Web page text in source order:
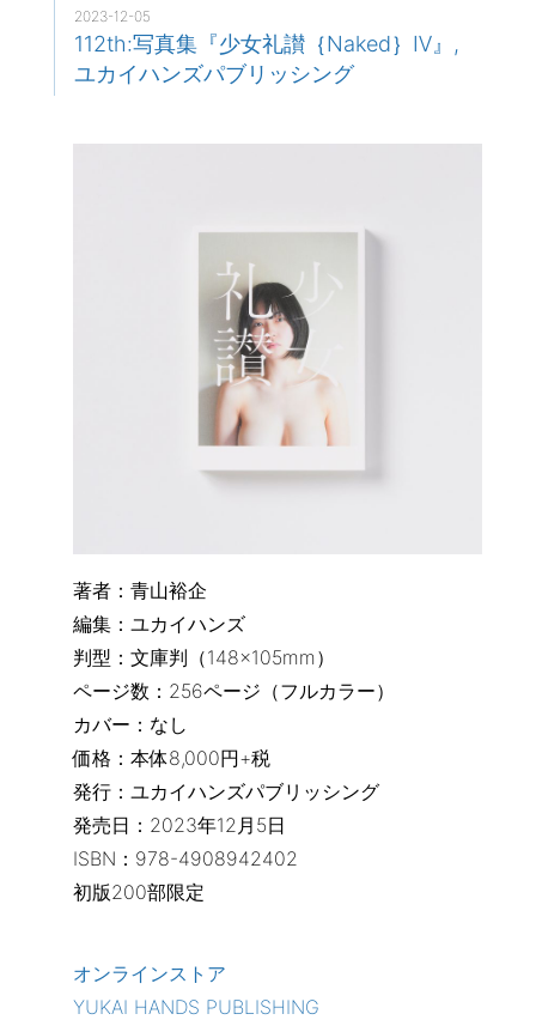
2023-12-05
112th:写真集『少女礼讃｛Naked｝Ⅳ』,
ユカイハンズパブリッシング
著者：青山裕企
編集：ユカイハンズ
判型：文庫判（148×105mm）
ページ数：256ページ（フルカラー）
カバー：なし
価格：本体8,000円+税
発行：ユカイハンズパブリッシング
発売日：2023年12月5日
ISBN：978-4908942402
初版200部限定
オンラインストア
YUKAI HANDS PUBLISHING